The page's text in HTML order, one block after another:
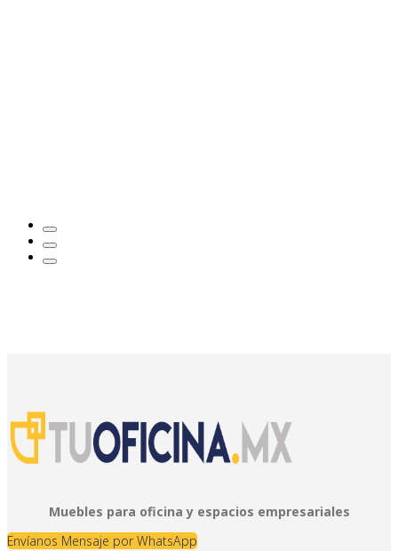
Muebles para oficina y espacios empresariales
Envíanos Mensaje por WhatsApp